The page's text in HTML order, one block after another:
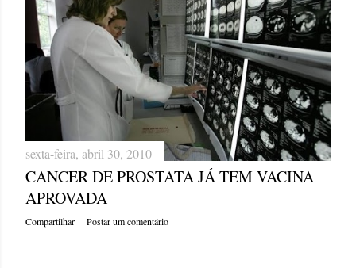
sexta-feira, abril 30, 2010
CANCER DE PROSTATA JÁ TEM VACINA
APROVADA
Compartilhar Postar um comentário